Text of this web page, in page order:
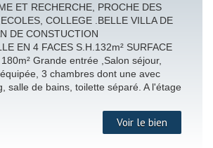
ET RECHERCHE, PROCHE DES
COLLEGE .BELLE VILLA DE
DE CONSTUCTION
EN 4 FACES S.H.132m² SURFACE
Grande entrée ,Salon séjour,
3 chambres dont une avec
salle de bains, toilette séparé. A l'étage
Voir le bien